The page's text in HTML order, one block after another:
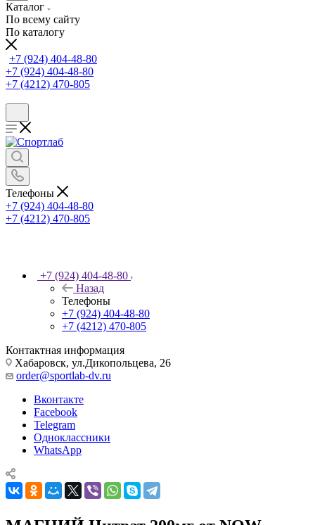
Каталог
По всему сайту
По каталогу
+7 (924) 404-48-80
+7 (924) 404-48-80
+7 (4212) 470-805
Телефоны
+7 (924) 404-48-80
+7 (4212) 470-805
+7 (924) 404-48-80
Назад
Телефоны
+7 (924) 404-48-80
+7 (4212) 470-805
Контактная информация
Хабаровск, ул.Дикопольцева, 26
order@sportlab-dv.ru
Вконтакте
Facebook
Telegram
Одноклассники
WhatsApp